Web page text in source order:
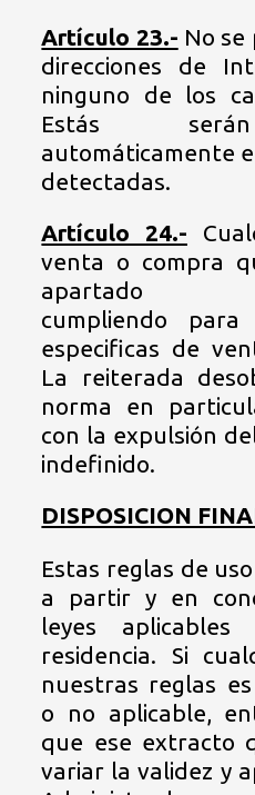
Artículo 23.- No
direcciones de
ninguno de los
Estás
automáticamente
detectadas.
Artículo 24.-
venta o compra
apartado
cumpliendo
especificas de
La reiterada
norma en
con la expulsión
indefinido.
DISPOSICION
Estas reglas de
a partir y en
leyes
residencia. Si
nuestras reglas
o no aplicable,
que ese extracto
variar la validez y